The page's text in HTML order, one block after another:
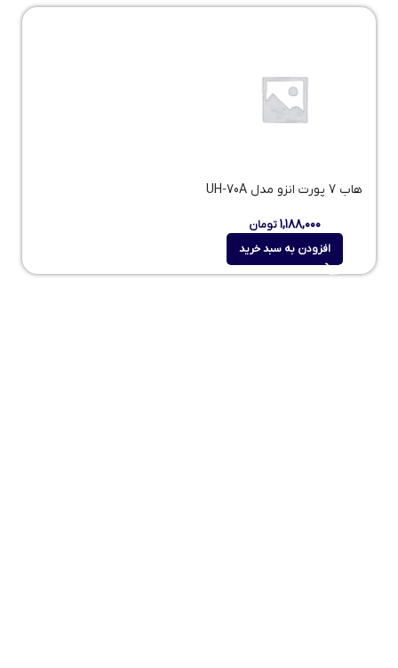
هاب 7 پورت انزو مدل UH-70A
۱,۱۸۸,۰۰۰ تومان
افزودن به سبد خرید